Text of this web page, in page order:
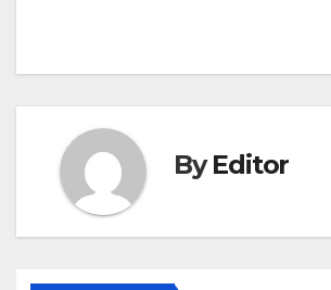
navigation
ByEditor